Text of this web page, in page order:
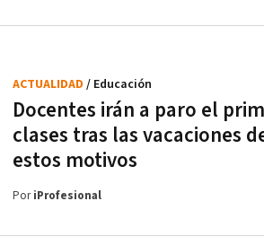
Docentes irán a paro el
clases tras las vacaciones
estos motivos
ACTUALIDAD / Educación
PoriProfesional